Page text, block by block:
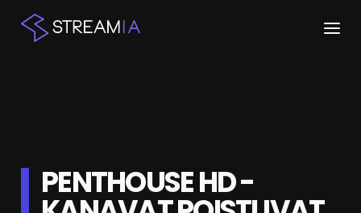
KESKUSTELU
PENTHOUSE HD -